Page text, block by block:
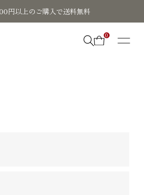
円以上のご購入で送料無料
0